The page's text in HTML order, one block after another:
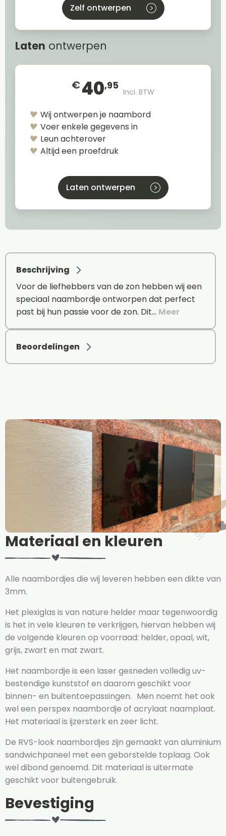
Zelf ontwerpen
Laten ontwerpen
€40,95
Incl. BTW
Wij ontwerpen je naambord
Voer enkele gegevens in
Leun achterover
Altijd een proefdruk
Laten ontwerpen
Beschrijving
Voor de liefhebbers van de zon hebben wij een
speciaal naambordje ontworpen dat perfect
past bij hun passie voor de zon. Dit… Meer
Beoordelingen
Materiaal en kleuren
Alle naambordjes die wij leveren hebben een dikte van
3mm.
Het plexiglas is van nature helder maar tegenwoordig
is het in vele kleuren te verkrijgen, hiervan hebben wij
de volgende kleuren op voorraad: helder, opaal, wit,
grijs, zwart en mat zwart.
Het naambordje is een laser gesneden volledig uv-
bestendige kunststof en daarom geschikt voor
binnen- en buitentoepassingen. Men noemt het ook
wel een perspex naambordje of acrylaat naamplaat.
Het materiaal is ijzersterk en zeer licht.
De RVS-look naambordjes zijn gemaakt van aluminium
sandwichpaneel met een geborstelde toplaag. Ook
wel dibond genoemd. Dit materiaal is uitermate
geschikt voor buitengebruik.
Bevestiging